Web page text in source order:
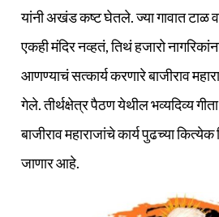
यांनी अखंड कष्ट घेतले. ज्या गावात टाळ
एकही मंदिर नव्हतं, तिथं हजारो
आणण्याचं सत्कार्य करणारे बाजीराव
गेले. तीर्थक्षेत्र पैठण येथील भव्यदिव्य
बाजीराव महाराजांचे कार्य पुढच्या
जाणार आहे.